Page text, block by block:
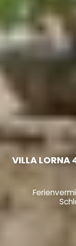
VILLA LORNA